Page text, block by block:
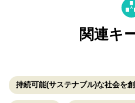
関連キ
持続可能(サステナブル)な社会を